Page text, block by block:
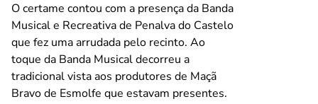
O certame contou com a presença da Banda
Musical e Recreativa de Penalva do Castelo
que fez uma arrudada pelo recinto. Ao
toque da Banda Musical decorreu a
tradicional vista aos produtores de Maçã
Bravo de Esmolfe que estavam presentes.